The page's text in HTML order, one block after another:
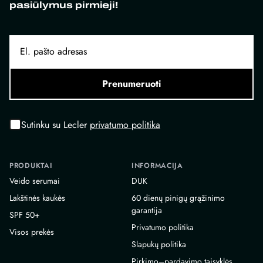
pasiūlymus pirmieji!
Prenumeruoti
Sutinku su Lecler privatumo politika
PRODUKTAI
Veido serumai
Lakštinės kaukės
SPF 50+
Visos prekės
INFORMACIJA
DUK
60 dienų pinigų grąžinimo
garantija
Privatumo politika
Slapukų politika